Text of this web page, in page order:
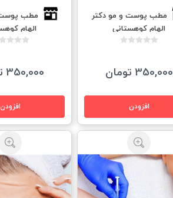
مطب پوست و مو دكتر
الهام كوهستانى
350,000 تومان
مطب پوست
الهام
350,000 تومان